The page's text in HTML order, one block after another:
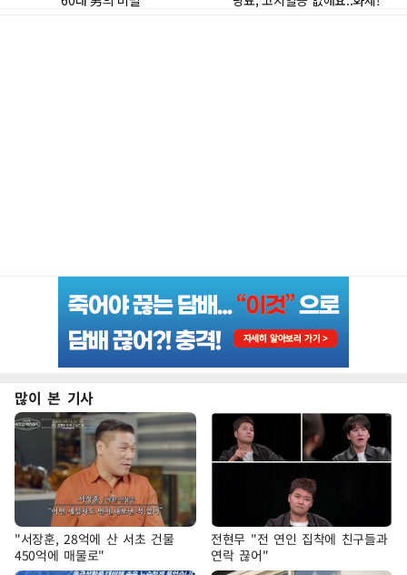
많이 본 기사
"서장훈, 28억에 산 서초 건물
450억에 매물로"
전현무 "전 연인 집착에 친구들과
연락 끊어"